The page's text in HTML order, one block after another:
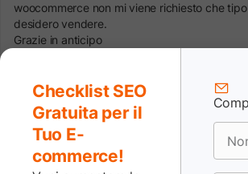
woocommerce non mi viene richiesto che
desidero vendere.
Grazie in anticipo
SOS WP Team
Checklist SEO
Gratuita per il
Tuo E-
commerce!